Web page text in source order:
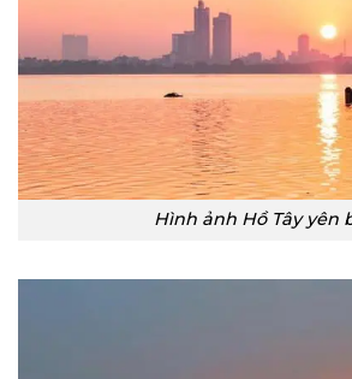
Hình ảnh Hồ Tây yên